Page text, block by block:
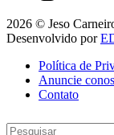
2026 © Jeso
Desenvolvido por
Política de
Anuncie
Contato